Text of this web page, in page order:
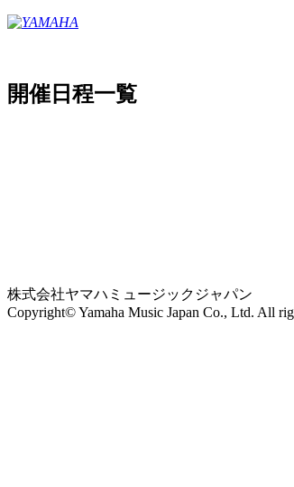
開催日程一覧
株式会社ヤマハミュージックジャパン
Copyright© Yamaha Music Japan Co., Ltd. All